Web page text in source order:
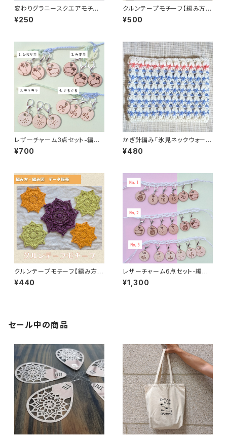
変わりグラニースクエアモチー
フの編み図PDF
¥250
クルンテープモチーフ【編み方・
編み図 印刷してお届け】
¥500
レザーチャーム3点セット-編み
物用ステッチマーカー
¥700
かぎ針編み「氷見ネックウォーマ
ー」編み方と編み図
¥480
クルンテープモチーフ【編み方・
編み図データ販売】
¥440
レザーチャーム6点セット-編み
物用ステッチマーカー
¥1,300
セール中の商品